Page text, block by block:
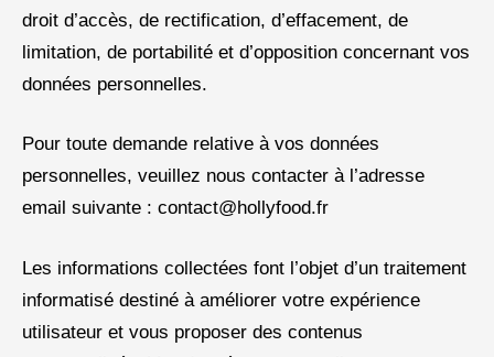
droit d’accès, de rectification, d’effacement, de
limitation, de portabilité et d’opposition concernant vos
données personnelles.
Pour toute demande relative à vos données
personnelles, veuillez nous contacter à l’adresse
email suivante : contact@hollyfood.fr
Les informations collectées font l’objet d’un traitement
informatisé destiné à améliorer votre expérience
utilisateur et vous proposer des contenus